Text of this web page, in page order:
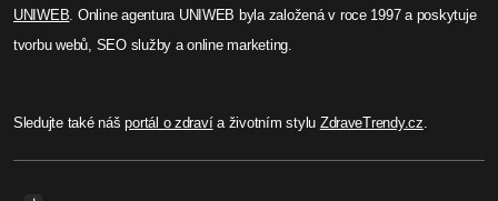
UNIWEB . Online agentura UNIWEB byla založená v roce 1997 a poskytuje
tvorbu webů, SEO služby a online marketing.
Sledujte také nášportál o zdravía životním stylu ZdraveTrendy.cz